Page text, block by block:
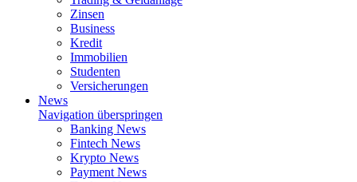
Zinsen
Business
Kredit
Immobilien
Studenten
Versicherungen
News
Navigation überspringen
Banking News
Fintech News
Krypto News
Payment News